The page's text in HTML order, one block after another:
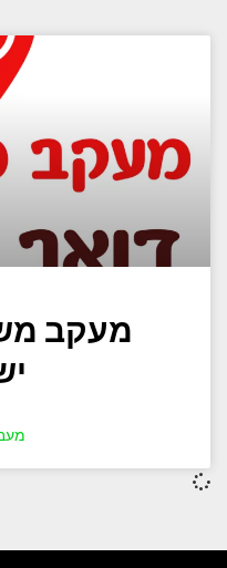
מעקב